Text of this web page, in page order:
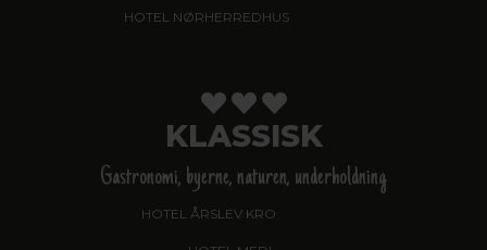
HOTEL NØRHERREDHUS, NORDBORG
KLASSISK
Gastronomi, byerne, naturen, underholdning
HOTEL ÅRSLEV KRO